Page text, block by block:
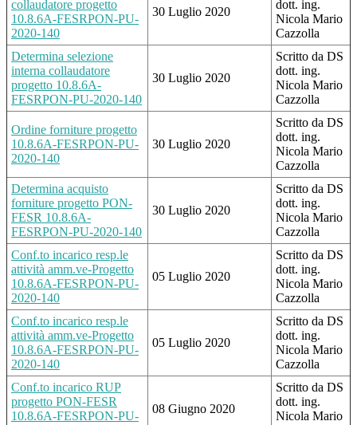
collaudatore progetto
10.8.6A-FESRPON-PU-
2020-140
30 Luglio 2020
dott. ing.
Nicola Mario
Cazzolla
Determina selezione
interna collaudatore
progetto 10.8.6A-
FESRPON-PU-2020-140
30 Luglio 2020
Scritto da DS
dott. ing.
Nicola Mario
Cazzolla
Ordine forniture progetto
10.8.6A-FESRPON-PU-
2020-140
30 Luglio 2020
Scritto da DS
dott. ing.
Nicola Mario
Cazzolla
Determina acquisto
forniture progetto PON-
FESR 10.8.6A-
FESRPON-PU-2020-140
30 Luglio 2020
Scritto da DS
dott. ing.
Nicola Mario
Cazzolla
Conf.to incarico resp.le
attività amm.ve-Progetto
10.8.6A-FESRPON-PU-
2020-140
05 Luglio 2020
Scritto da DS
dott. ing.
Nicola Mario
Cazzolla
Conf.to incarico resp.le
attività amm.ve-Progetto
10.8.6A-FESRPON-PU-
2020-140
05 Luglio 2020
Scritto da DS
dott. ing.
Nicola Mario
Cazzolla
Conf.to incarico RUP
progetto PON-FESR
10.8.6A-FESRPON-PU-
08 Giugno 2020
Scritto da DS
dott. ing.
Nicola Mario